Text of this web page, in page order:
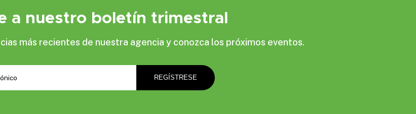
a nuestro boletín trimestral
más recientes de nuestra agencia y conozca los próximos eventos.